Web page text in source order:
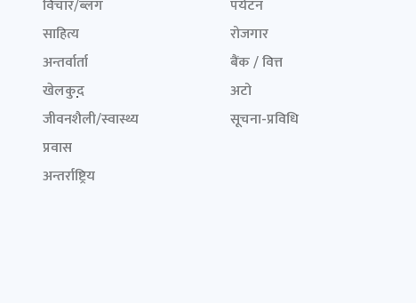
विचार/ब्लग
साहित्य
अन्तर्वार्ता
खेलकुद़़
जीवनशैली/स्वास्थ्य
प्रवास
अन्तर्राष्ट्रिय
पर्यटन
रोजगार
बैंक / वित्त
अटो
सूचना-प्रविधि